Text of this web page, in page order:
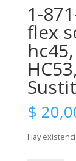
1-
flex
$
Hay